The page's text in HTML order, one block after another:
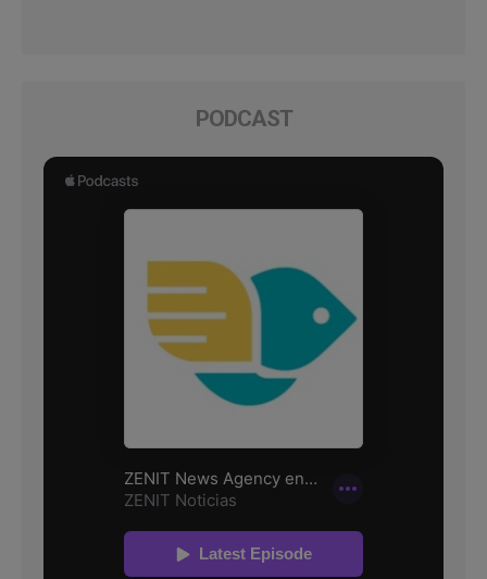
PODCAST